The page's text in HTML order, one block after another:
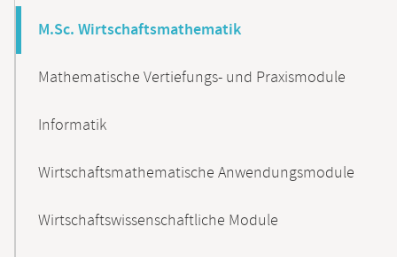
M.Sc. Wirtschaftsmathematik
Mathematische Vertiefungs- und Praxismodule
Informatik
Wirtschaftsmathematische Anwendungsmodule
Wirtschaftswissenschaftliche Module